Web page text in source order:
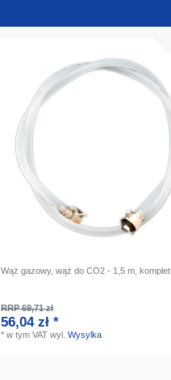
Wąż gazowy, wąż do CO2 - 1,5 m, komplet
RRP 69,71 zł
56,04 zł *
*w tym VAT wyl.Wysylka